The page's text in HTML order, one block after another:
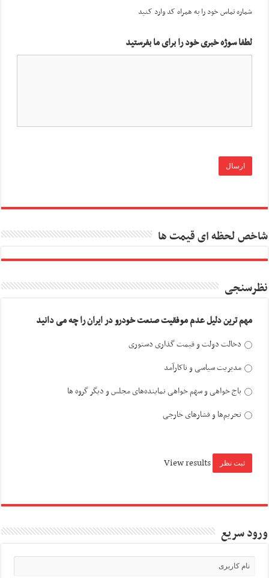
شماره تماس خود را به همراه کد وارد کنید
لطفا سوژه خبری خود را برای ما بفرستید
شاخص لحظه ای قیمت ها
نظرسنجی
مهم ترین دلیل عدم موفقیت صنعت خودرو در ایران را چه می دانید
دخالت دولت و قیمت گذاری دستوری
مدیریت سیاسی و ناکارآمد
باج خواهی و سهم خواهی نماینده‌های مجلس و دیگر گروه ها
تحریم‌ها و فشارهای خارجی
View results
ورود سریع